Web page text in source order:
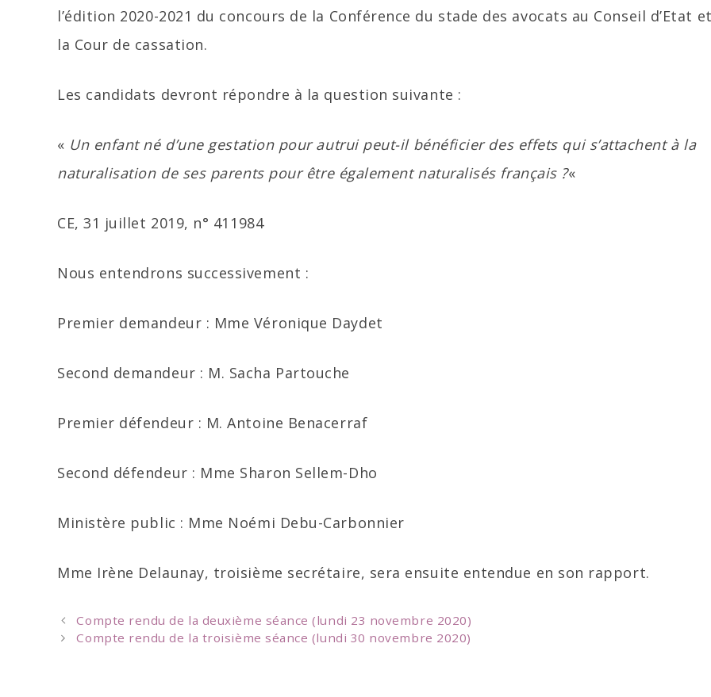
l’édition 2020-2021 du concours de la Conférence du stade des avocats au Conseil d’Etat
la Cour de cassation.
Les candidats devront répondre à la question suivante :
« Un enfant né d’une gestation pour autrui peut-il bénéficier des effets qui s’attachent à la
naturalisation de ses parents pour être également naturalisés français ?«
CE, 31 juillet 2019, n° 411984
Nous entendrons successivement :
Premier demandeur : Mme Véronique Daydet
Second demandeur : M. Sacha Partouche
Premier défendeur : M. Antoine Benacerraf
Second défendeur : Mme Sharon Sellem-Dho
Ministère public : Mme Noémi Debu-Carbonnier
Mme Irène Delaunay, troisième secrétaire, sera ensuite entendue en son rapport.
Post
navigation
Compte rendu de la deuxième séance (lundi 23 novembre 2020)
Compte rendu de la troisième séance (lundi 30 novembre 2020)